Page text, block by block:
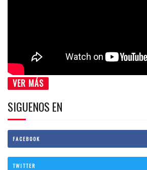
VER MÁS
SIGUENOS EN
FACEBOOK
TWITTER